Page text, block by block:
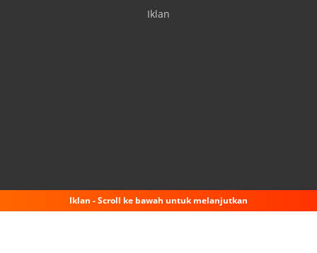
Iklan
Iklan - Scroll ke bawah untuk melanjutkan